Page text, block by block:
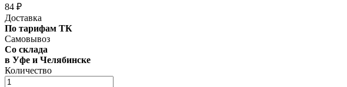
84 ₽
Доставка
По тарифам ТК
Самовывоз
Со склада
в Уфе и Челябинске
Количество